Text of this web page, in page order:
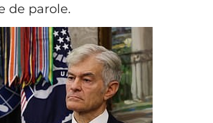
de parole.